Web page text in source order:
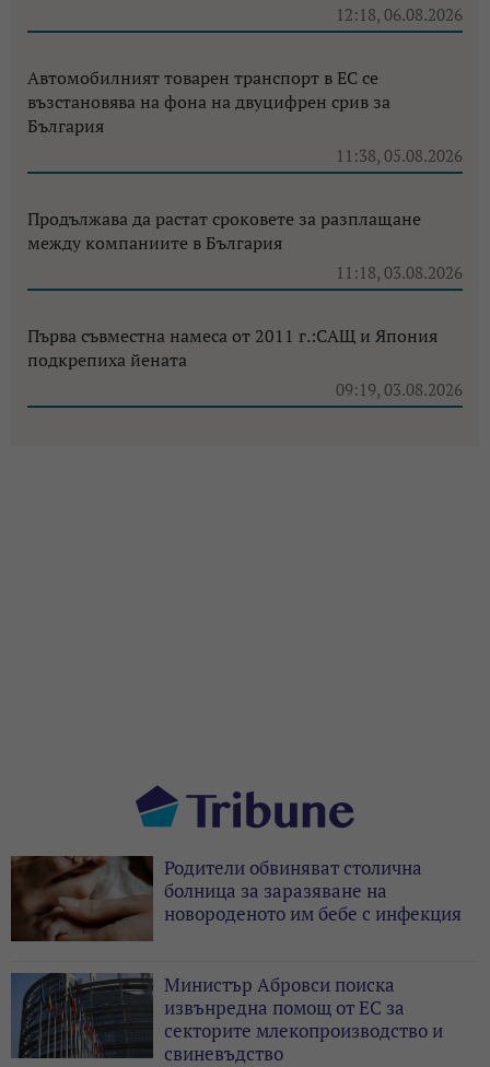
12:18, 06.08.2026
Автомобилният товарен транспорт в ЕС се
възстановява на фона на двуцифрен срив за
България
11:38, 05.08.2026
Продължава да растат сроковете за разплащане
между компаниите в България
11:18, 03.08.2026
Първа съвместна намеса от 2011 г.:САЩ и Япония
подкрепиха йената
09:19, 03.08.2026
Родители обвиняват столична
болница за заразяване на
новороденото им бебе с инфекция
Министър Абровси поиска
извънредна помощ от ЕС за
секторите млекопроизводство и
свиневъдство